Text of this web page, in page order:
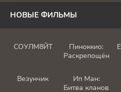
НОВЫЕ ФИЛЬМЫ
СОУЛМ8ЙТ
Пиноккио:
Раскрепощённый
Везунчик
Ип Ман:
Битва кланов